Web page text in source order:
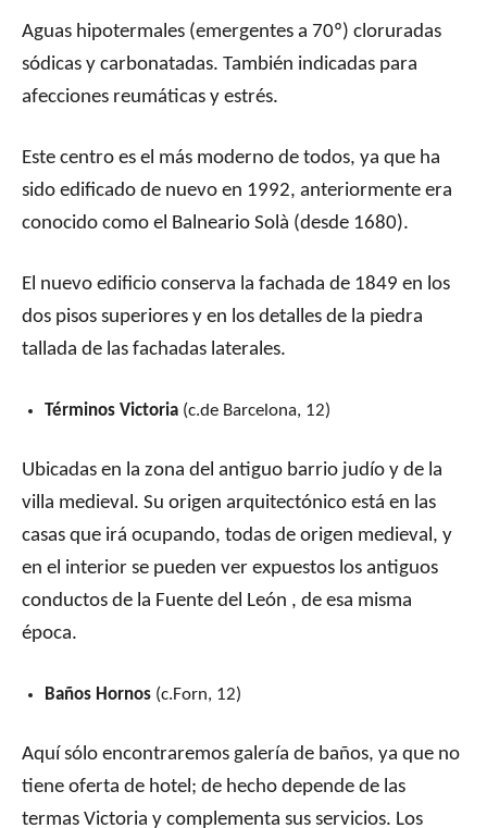
Aguas hipotermales (emergentes a 70º) cloruradas
sódicas y carbonatadas. También indicadas para
afecciones reumáticas y estrés.
Este centro es el más moderno de todos, ya que ha
sido edificado de nuevo en 1992, anteriormente era
conocido como el Balneario Solà (desde 1680).
El nuevo edificio conserva la fachada de 1849 en los
dos pisos superiores y en los detalles de la piedra
tallada de las fachadas laterales.
Términos Victoria (c.de Barcelona, 12)
Ubicadas en la zona del antiguo barrio judío y de la
villa medieval. Su origen arquitectónico está en las
casas que irá ocupando, todas de origen medieval, y
en el interior se pueden ver expuestos los antiguos
conductos de la Fuente del León , de esa misma
época.
Baños Hornos (c.Forn, 12)
Aquí sólo encontraremos galería de baños, ya que no
tiene oferta de hotel; de hecho depende de las
termas Victoria y complementa sus servicios. Los